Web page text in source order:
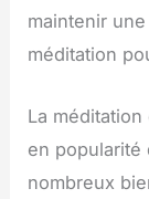
maintenir
méditation
La
en popularité
nombreux